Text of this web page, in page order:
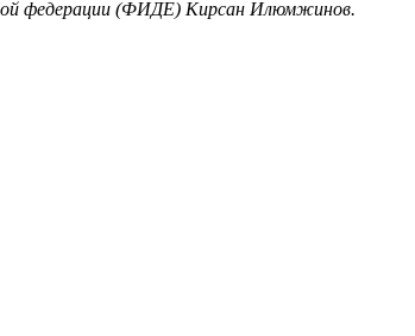
федерации (ФИДЕ) Кирсан Илюмжинов.